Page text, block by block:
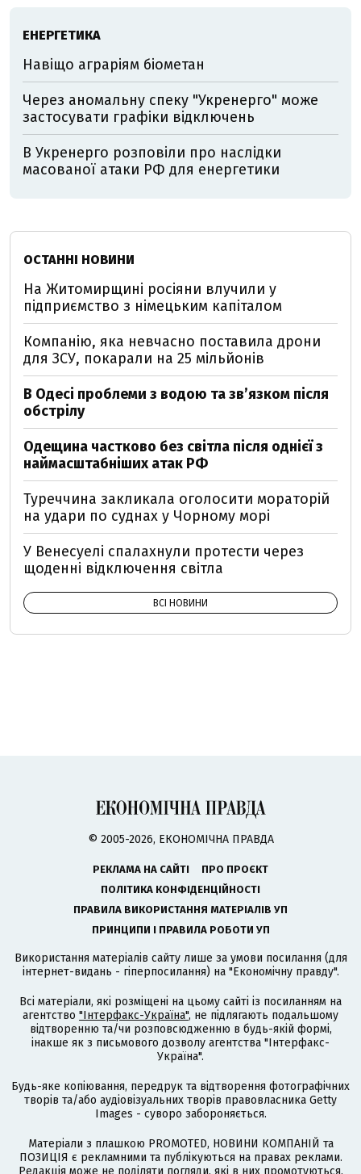
ЕНЕРГЕТИКА
Навіщо аграріям біометан
Через аномальну спеку "Укренерго" може
застосувати графіки відключень
В Укренерго розповіли про наслідки
масованої атаки РФ для енергетики
ОСТАННІ НОВИНИ
На Житомирщині росіяни влучили у
підприємство з німецьким капіталом
Компанію, яка невчасно поставила дрони
для ЗСУ, покарали на 25 мільйонів
В Одесі проблеми з водою та звʼязком після
обстрілу
Одещина частково без світла після однієї з
наймасштабніших атак РФ
Туреччина закликала оголосити мораторій
на удари по суднах у Чорному морі
У Венесуелі спалахнули протести через
щоденні відключення світла
ВСІ НОВИНИ
© 2005-2026, ЕКОНОМІЧНА ПРАВДА
РЕКЛАМА НА САЙТІ
ПРО ПРОЄКТ
ПОЛІТИКА КОНФІДЕНЦІЙНОСТІ
ПРАВИЛА ВИКОРИСТАННЯ МАТЕРІАЛІВ УП
ПРИНЦИПИ І ПРАВИЛА РОБОТИ УП
Використання матеріалів сайту лише за умови посилання (для
інтернет-видань - гіперпосилання) на "Економічну правду".
Всі матеріали, які розміщені на цьому сайті із посиланням на
агентство "Інтерфакс-Україна", не підлягають подальшому
відтворенню та/чи розповсюдженню в будь-якій формі,
інакше як з письмового дозволу агентства "Інтерфакс-
Україна".
Будь-яке копіювання, передрук та відтворення фотографічних
творів та/або аудіовізуальних творів правовласника Getty
Images - суворо забороняється.
Матеріали з плашкою PROMOTED, НОВИНИ КОМПАНІЙ та
ПОЗИЦІЯ є рекламними та публікуються на правах реклами.